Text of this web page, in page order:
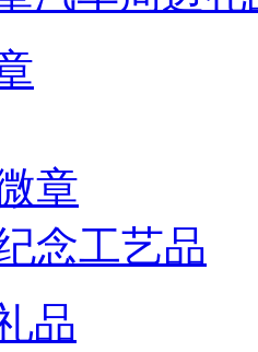
章
念工艺品
品